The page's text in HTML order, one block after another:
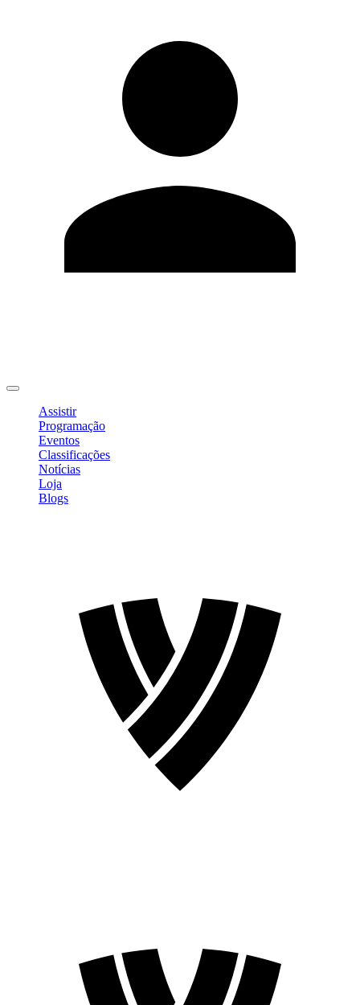
Assistir
Programação
Eventos
Classificações
Notícias
Loja
Blogs